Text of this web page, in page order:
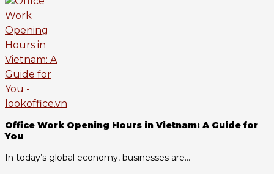
Office Work Opening Hours in Vietnam: A Guide for
You
In today’s global economy, businesses are...